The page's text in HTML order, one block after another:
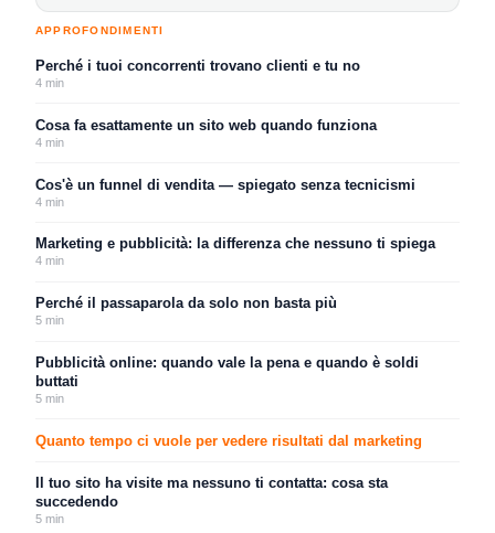
APPROFONDIMENTI
Perché i tuoi concorrenti trovano clienti e tu no
4 min
Cosa fa esattamente un sito web quando funziona
4 min
Cos'è un funnel di vendita — spiegato senza tecnicismi
4 min
Marketing e pubblicità: la differenza che nessuno ti spiega
4 min
Perché il passaparola da solo non basta più
5 min
Pubblicità online: quando vale la pena e quando è soldi
buttati
5 min
Quanto tempo ci vuole per vedere risultati dal marketing
Il tuo sito ha visite ma nessuno ti contatta: cosa sta
succedendo
5 min